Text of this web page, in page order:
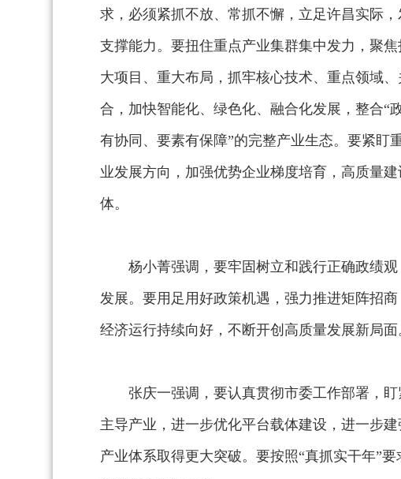
求，必须紧抓不放、常抓不懈，立足许昌实际
支撑能力。要扭住重点产业集群集中发力，聚
大项目、重大布局，抓牢核心技术、重点领域
合，加快智能化、绿色化、融合化发展，整合“
有协同、要素有保障”的完整产业生态。要紧盯
业发展方向，加强优势企业梯度培育，高质量
体。
杨小菁强调，要牢固树立和践行正确政绩
发展。要用足用好政策机遇，强力推进矩阵招
经济运行持续向好，不断开创高质量发展新局面
张庆一强调，要认真贯彻市委工作部署，
主导产业，进一步优化平台载体建设，进一步
产业体系取得更大突破。要按照“真抓实干年”